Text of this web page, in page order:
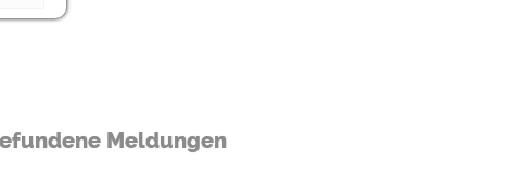
Meldungen
können jeder Zeit im Footer über "COOKIES" geändert